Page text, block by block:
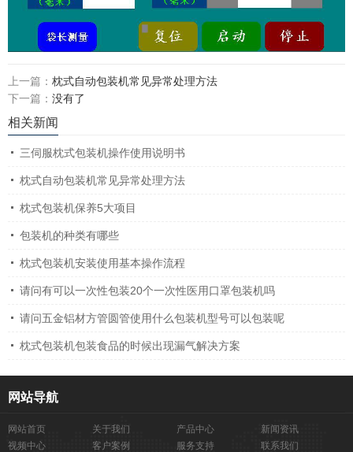
上一篇： 枕式自动包装机常见异常处理方法
下一篇： 没有了
相关新闻
三伺服枕式包装机操作使用说明书
枕式自动包装机常见异常处理方法
枕式包装机保养5大项目
包装机的种类有哪些
枕式包装机安装使用基本操作流程
请问有可以一次性包装20个一次性医用口罩包装机吗
请问五金铝材方管圆管使用什么包装机型号可以包装呢
枕式包装机包装食品的时候出现漏气解决方案
网站导航
网站首页 关于我们 产品中心
新闻资讯
视频中心
客户案例 服务支持 联系我们